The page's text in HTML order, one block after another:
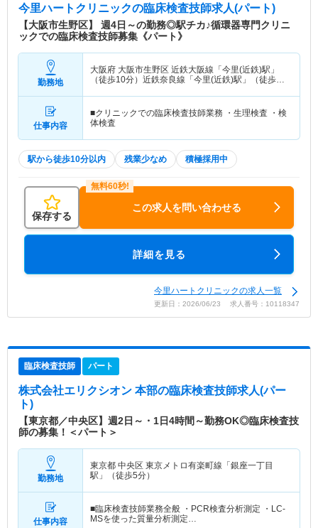
今里ハートクリニックの臨床検査技師求人(パート)
【大阪市生野区】 週4日～の勤務◎駅チカ♪循環器専門クリニ
ックでの臨床検査技師募集《パート》
勤務地
大阪府 大阪市生野区 近鉄大阪線「今里(近鉄)駅」
（徒歩10分）近鉄奈良線「今里(近鉄)駅」（徒歩10
仕事内容
■クリニックでの臨床検査技師業務 ・生理検査 ・検
体検査
駅から徒歩10分以内 残業少なめ 積極採用中
保存する
この求人を問い合わせる
詳細を見る
今里ハートクリニックの求人一覧
更新日：2026/06/23 求人番号：10118347
臨床検査技師 パート
株式会社エリクシオン 本部の臨床検査技師求人(パー
ト)
【東京都／中央区】週2日～・1日4時間～勤務OK◎臨床検査技
師の募集！＜パート＞
勤務地
東京都 中央区 東京メトロ有楽町線「銀座一丁目
駅」（徒歩5分）
仕事内容
■臨床検査技師業務全般 ・PCR検査分析測定 ・LC-
MSを使った質量分析測定…